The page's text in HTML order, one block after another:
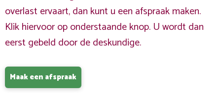
overlast ervaart, dan kunt u een afspraak maken.
Klik hiervoor op onderstaande knop. U wordt dan
eerst gebeld door de deskundige.
Maak een afspraak